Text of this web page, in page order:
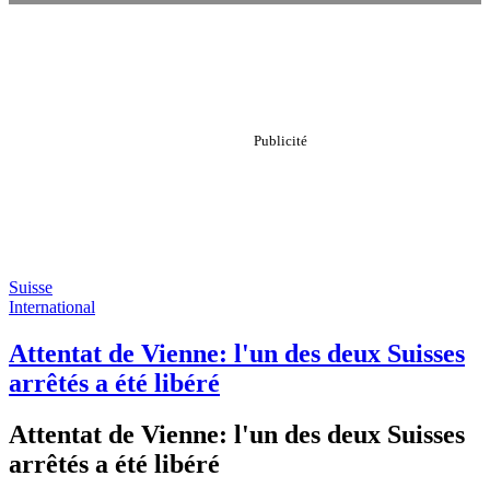
Suisse
International
Attentat de Vienne: l'un des deux Suisses
arrêtés a été libéré
Attentat de Vienne: l'un des deux Suisses
arrêtés a été libéré